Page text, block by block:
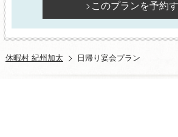
このプランを予約
休暇村 紀州加太 日帰り宴会プラン